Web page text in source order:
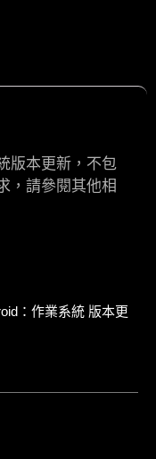
版本更新，不包
，請參閱其他相
：作業系統 版本更